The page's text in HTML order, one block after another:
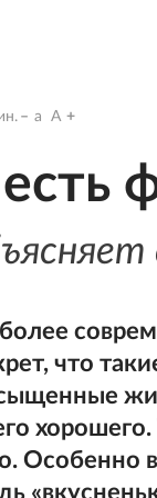
a A
что
Особенно